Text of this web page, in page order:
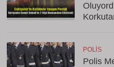
POLIS
Polis